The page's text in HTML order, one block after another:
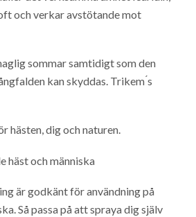
och verkar avstötande mot
sommar samtidigt som den
kan skyddas. Trikem ́s
hästen, dig och naturen.
häst och människa
är godkänt för användning på
Så passa på att spraya dig själv